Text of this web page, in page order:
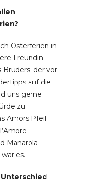
Osterferien in
Freundin
der vor
auf die
uns gerne
zu
Amors Pfeil
Manarola
es.